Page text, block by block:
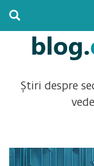
Știri despre